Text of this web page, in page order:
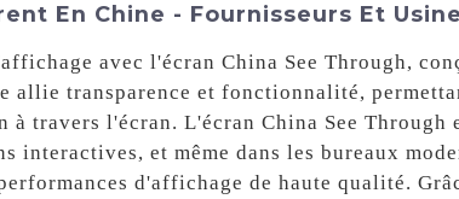
En Chine - Fournisseurs Et
avec l'écran China See Through,
allie transparence et fonctionnalité,
travers l'écran. L'écran China See Through
interactives, et même dans les bureaux
d'affichage de haute qualité.